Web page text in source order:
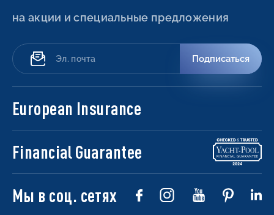
на акции и специальные предложения
Подписаться
European Insurance
Financial Guarantee
Мы в соц. сетях